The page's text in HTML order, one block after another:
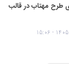
طرح مهتاب در قالب